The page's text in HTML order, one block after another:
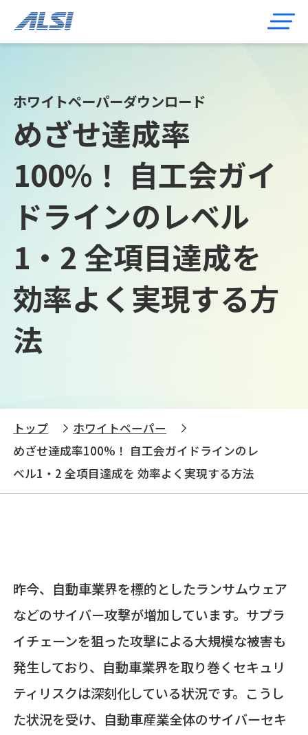
ホワイトペーパーダウンロード
めざせ達成率
100%！ 自工会ガイ
ドラインのレベル
1・2 全項目達成を
効率よく実現する方
法
トップ
ホワイトペーパー
めざせ達成率100%！ 自工会ガイドラインのレ
ベル1・2 全項目達成を 効率よく実現する方法
昨今、自動車業界を標的としたランサムウェア
などのサイバー攻撃が増加しています。サプラ
イチェーンを狙った攻撃による大規模な被害も
発生しており、自動車業界を取り巻くセキュリ
ティリスクは深刻化している状況です。こうし
た状況を受け、自動車産業全体のサイバーセキ